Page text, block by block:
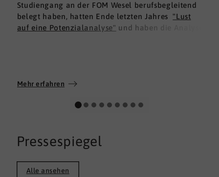
Studiengang an der FOM Wesel berufsbegleitend
belegt haben, hatten Ende letzten Jahres "Lust
auf eine Potenzialanalyse" und haben die Analyse
Wir wünschen allen Teilnehmerinnen und
persönlichen Weg und viel Erfolg.
Mehr erfahren
Pressespiegel
Alle ansehen